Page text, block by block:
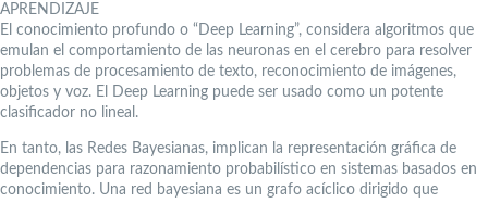
APRENDIZAJE
El conocimiento profundo o “Deep Learning”, considera algoritmos que
emulan el comportamiento de las neuronas en el cerebro para resolver
problemas de procesamiento de texto, reconocimiento de imágenes,
objetos y voz. El Deep Learning puede ser usado como un potente
clasificador no lineal.
En tanto, las Redes Bayesianas, implican la representación gráfica de
dependencias para razonamiento probabilístico en sistemas basados en
conocimiento. Una red bayesiana es un grafo acíclico dirigido que